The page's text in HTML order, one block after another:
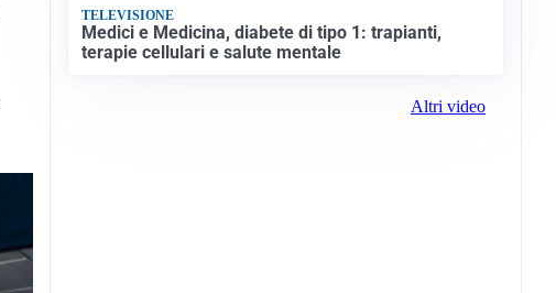
TELEVISIONE
Medici e Medicina, diabete di tipo 1: trapianti,
terapie cellulari e salute mentale
Altri video